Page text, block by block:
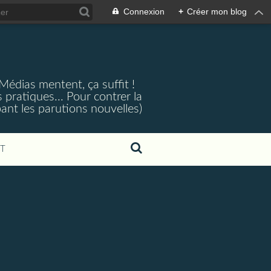
Connexion + Créer mon blog
mentent, ça suffit !
pratiques... Pour contrer la
les parutions nouvelles)